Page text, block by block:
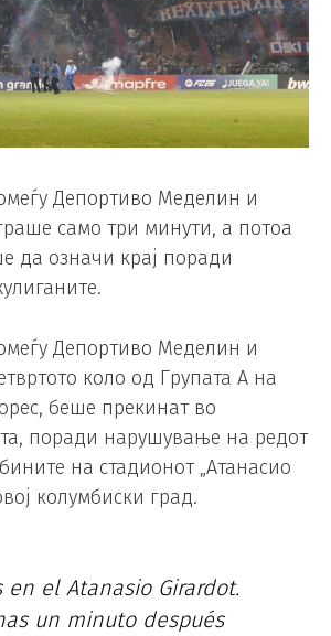
Депортиво Меделин и
само три минути, а потоа
да означи крај поради
Депортиво Меделин и
коло од Групата А на
беше прекинат во
поради нарушување на редот
на стадионот „Атанасио
колумбиски град.
en el Atanasio Girardot.
un minuto después